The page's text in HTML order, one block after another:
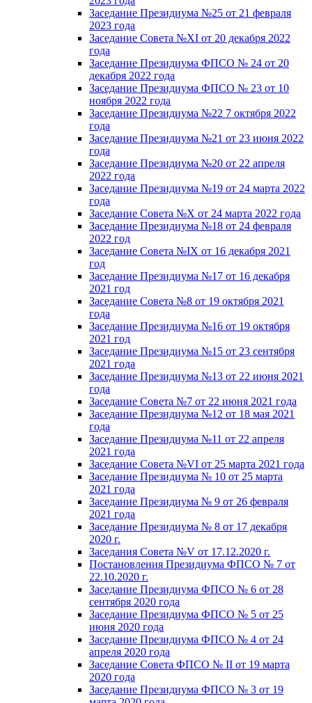
Заседание Президиума №25 от 21 февраля
2023 года
Заседание Совета №XI от 20 декабря 2022
года
Заседание Президиума ФПСО № 24 от 20
декабря 2022 года
Заседание Президиума ФПСО № 23 от 10
ноября 2022 года
Заседание Президиума №22 7 октября 2022
года
Заседание Президиума №21 от 23 июня 2022
года
Заседание Президиума №20 от 22 апреля
2022 года
Заседание Президиума №19 от 24 марта 2022
года
Заседание Совета №X от 24 марта 2022 года
Заседание Президиума №18 от 24 февраля
2022 год
Заседание Совета №IX от 16 декабря 2021
год
Заседание Президиума №17 от 16 декабря
2021 год
Заседание Совета №8 от 19 октября 2021
года
Заседание Президиума №16 от 19 октября
2021 год
Заседание Президиума №15 от 23 сентября
2021 года
Заседание Президиума №13 от 22 июня 2021
года
Заседание Совета №7 от 22 июня 2021 года
Заседание Президиума №12 от 18 мая 2021
года
Заседание Президиума №11 от 22 апреля
2021 года
Заседание Совета №VI от 25 марта 2021 года
Заседание Президиума № 10 от 25 марта
2021 года
Заседание Президиума № 9 от 26 февраля
2021 года
Заседание Президиума № 8 от 17 декабря
2020 г.
Заседания Совета №V от 17.12.2020 г.
Постановления Президиума ФПСО № 7 от
22.10.2020 г.
Заседание Президиума ФПСО № 6 от 28
сентября 2020 года
Заседание Президиума ФПСО № 5 от 25
июня 2020 года
Заседание Президиума ФПСО № 4 от 24
апреля 2020 года
Заседание Совета ФПСО № II от 19 марта
2020 года
Заседание Президиума ФПСО № 3 от 19